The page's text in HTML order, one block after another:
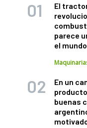
El
parece
el
En un
buenas